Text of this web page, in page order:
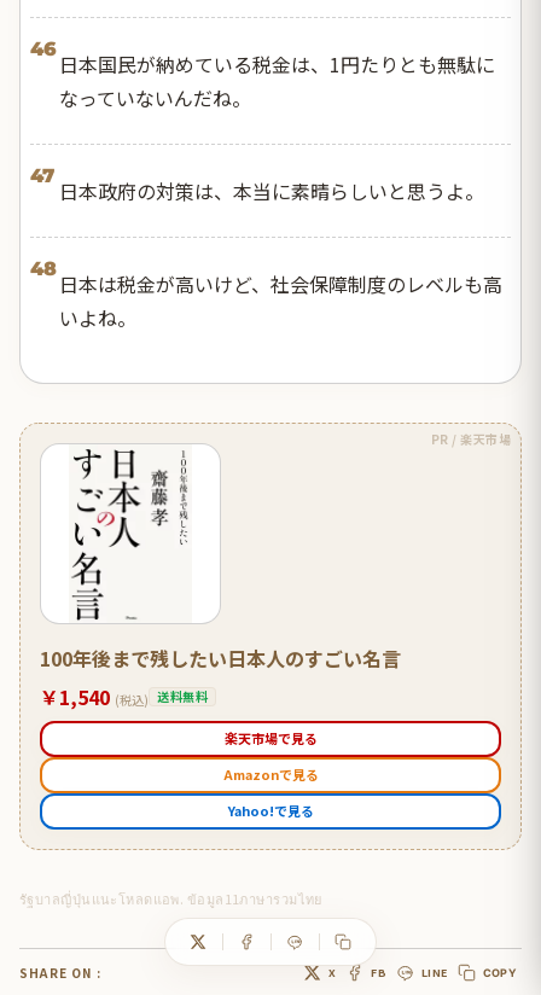
46
日本国民が納めている税金は、1円たりとも無駄に
なっていないんだね。
47
日本政府の対策は、本当に素晴らしいと思うよ。
48
日本は税金が高いけど、社会保障制度のレベルも高
いよね。
PR / 楽天市場
100年後まで残したい日本人のすごい名言
￥1,540 (税込) 送料無料
楽天市場で見る
Amazonで見る
Yahoo!で見る
รัฐบาลญี่ปุ่นแนะโหลดแอพ. ข้อมูล11ภาษารวมไทย
SHARE ON : X FB LINE COPY